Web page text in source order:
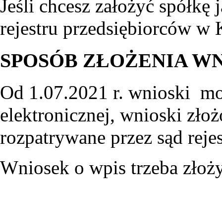
Jeśli chcesz założyć
rejestru przedsiębiorców w
SPOSÓB ZŁOŻENIA
Od 1.07.2021 r. wnioski
elektronicznej, wnioski
rozpatrywane przez sąd
Wniosek o wpis trzeba